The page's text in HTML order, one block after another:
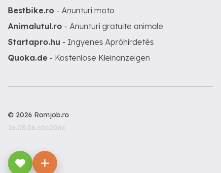
Bestbike.ro - Anunturi moto
Animalutul.ro - Anunturi gratuite animale
Startapro.hu - Ingyenes Apróhirdetés
Quoka.de - Kostenlose Kleinanzeigen
© 2026 Romjob.ro
26.08.06.c0c206c